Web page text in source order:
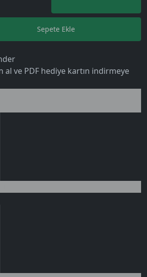
Sepete Ekle
al ve PDF hediye kartın indirmeye